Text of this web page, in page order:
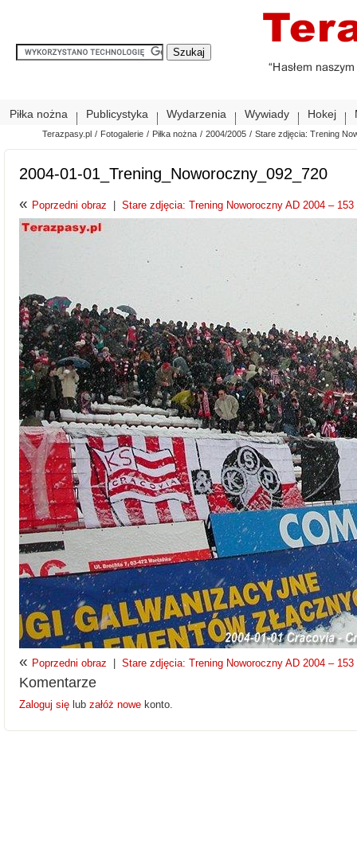
Piłka nożna Publicystyka Wydarzenia Wywiady Hokej
Terazpasy.pl / Fotogalerie / Piłka nożna / 2004/2005 / Stare zdjęcia: Trening
2004-01-01_Trening_Noworoczny_092_720
« Poprzedni obraz Stare zdjęcia: Trening Noworoczny AD 2004 –
« Poprzedni obraz Stare zdjęcia: Trening Noworoczny AD 2004 –
Komentarze
Zaloguj się lub załóż nowe konto.